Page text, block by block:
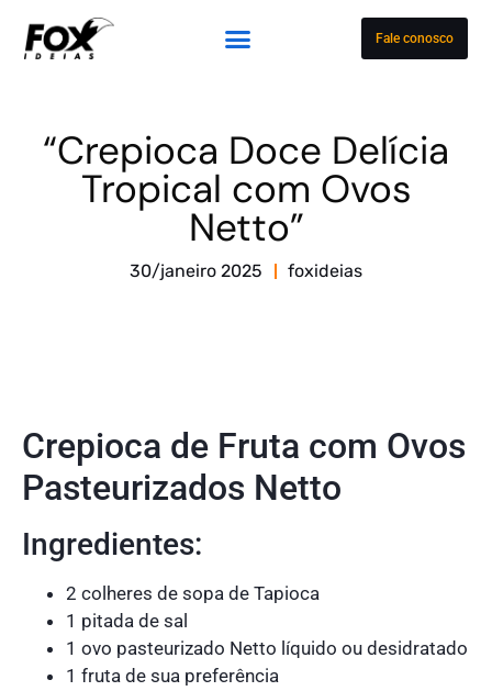
Fale conosco
“Crepioca Doce Delícia
Tropical com Ovos
Netto”
30/janeiro 2025 foxideias
Crepioca de Fruta com Ovos
Pasteurizados Netto
Ingredientes:
2 colheres de sopa de Tapioca
1 pitada de sal
1 ovo pasteurizado Netto líquido ou desidratado
1 fruta de sua preferência